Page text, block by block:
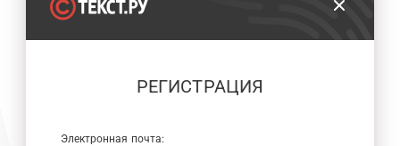
РЕГИСТРАЦИЯ
Электронная почта: